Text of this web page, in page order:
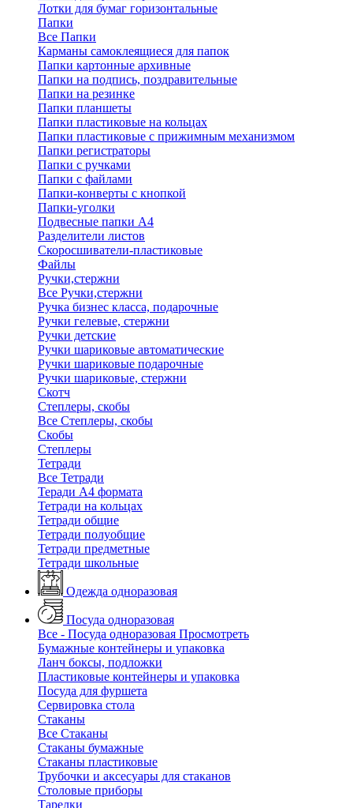
Лотки для бумаг горизонтальные
Папки
Все Папки
Карманы самоклеящиеся для папок
Папки картонные архивные
Папки на подпись, поздравительные
Папки на резинке
Папки планшеты
Папки пластиковые на кольцах
Папки пластиковые с прижимным механизмом
Папки регистраторы
Папки с ручками
Папки с файлами
Папки-конверты с кнопкой
Папки-уголки
Подвесные папки А4
Разделители листов
Скоросшиватели-пластиковые
Файлы
Ручки,стержни
Все Ручки,стержни
Ручка бизнес класса, подарочные
Ручки гелевые, стержни
Ручки детские
Ручки шариковые автоматические
Ручки шариковые подарочные
Ручки шариковые, стержни
Скотч
Степлеры, скобы
Все Степлеры, скобы
Скобы
Степлеры
Тетради
Все Тетради
Теради А4 формата
Тетради на кольцах
Тетради общие
Тетради полуобщие
Тетради предметные
Тетради школьные
Одежда одноразовая
Посуда одноразовая
Все - Посуда одноразовая Просмотреть
Бумажные контейнеры и упаковка
Ланч боксы, подложки
Пластиковые контейнеры и упаковка
Посуда для фуршета
Сервировка стола
Стаканы
Все Стаканы
Стаканы бумажные
Стаканы пластиковые
Трубочки и аксесуары для стаканов
Столовые приборы
Тарелки